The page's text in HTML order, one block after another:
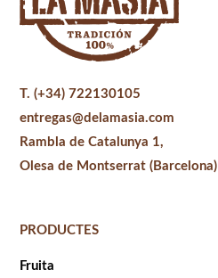
T. (+34) 722130105
entregas@delamasia.com
Rambla de Catalunya 1,
Olesa de Montserrat (Barcelona)
PRODUCTES
Fruita